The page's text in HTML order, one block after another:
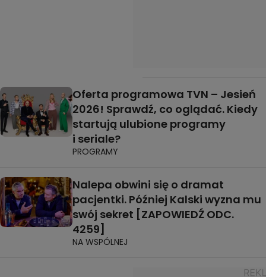
Oferta programowa TVN – Jesień
2026! Sprawdź, co oglądać. Kiedy
startują ulubione programy
i seriale?
PROGRAMY
Nalepa obwini się o dramat
pacjentki. Później Kalski wyzna mu
swój sekret [ZAPOWIEDŹ ODC.
4259]
NA WSPÓLNEJ